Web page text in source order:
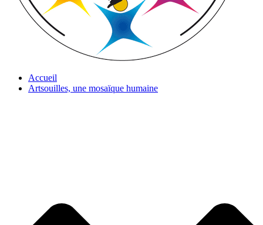
Accueil
Artsouilles, une mosaïque humaine